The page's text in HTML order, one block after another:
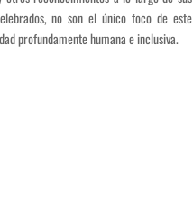
no son el único foco de este
profundamente humana e inclusiva.